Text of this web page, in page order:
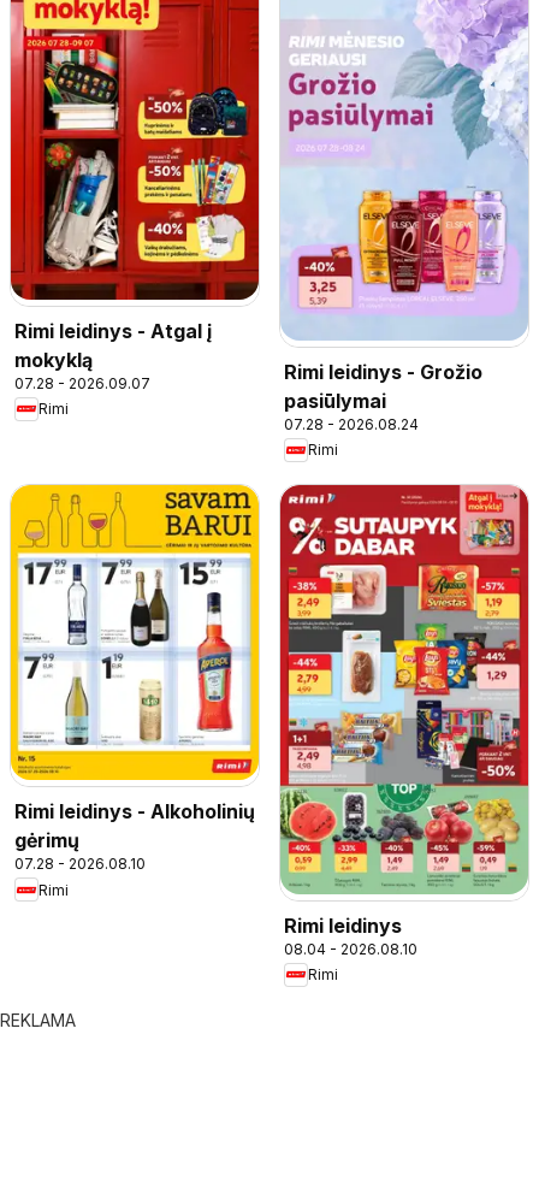
Rimi leidinys - Atgal į
mokyklą
07.28 - 2026.09.07
Rimi
Rimi leidinys - Grožio
pasiūlymai
07.28 - 2026.08.24
Rimi
Rimi leidinys - Alkoholinių
gėrimų
07.28 - 2026.08.10
Rimi
Rimi leidinys
08.04 - 2026.08.10
Rimi
REKLAMA